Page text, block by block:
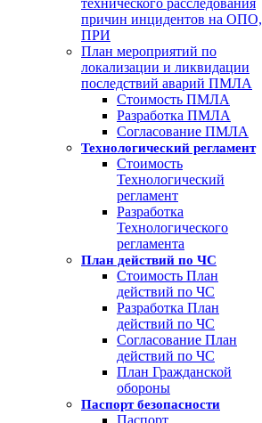
технического расследования
причин инцидентов на ОПО,
ПРИ
План мероприятий по
локализации и ликвидации
последствий аварий ПМЛА
Стоимость ПМЛА
Разработка ПМЛА
Согласование ПМЛА
Технологический регламент
Стоимость
Технологический
регламент
Разработка
Технологического
регламента
План действий по ЧС
Стоимость План
действий по ЧС
Разработка План
действий по ЧС
Согласование План
действий по ЧС
План Гражданской
обороны
Паспорт безопасности
Паспорт